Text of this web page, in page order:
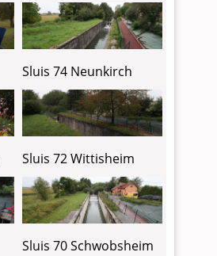
Sluis 74 Neunkirch
Sluis 72 Wittisheim
Sluis 70 Schwobsheim